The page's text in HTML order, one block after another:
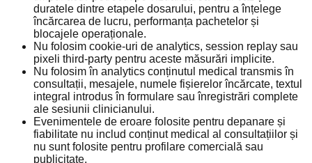
duratele dintre etapele dosarului, pentru a înțelege
încărcarea de lucru, performanța pachetelor și
blocajele operaționale.
Nu folosim cookie-uri de analytics, session replay sau
pixeli third-party pentru aceste măsurări implicite.
Nu folosim în analytics conținutul medical transmis în
consultații, mesajele, numele fișierelor încărcate, textul
integral introdus în formulare sau înregistrări complete
ale sesiunii clinicianului.
Evenimentele de eroare folosite pentru depanare și
fiabilitate nu includ conținut medical al consultațiilor și
nu sunt folosite pentru profilare comercială sau
publicitate.